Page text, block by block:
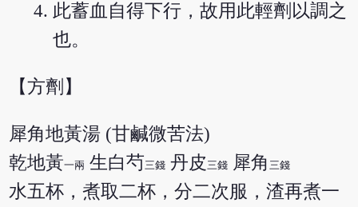
此蓄血自得下行，故用此輕劑以調之
也。
【方劑】
犀角地黃湯 (甘鹹微苦法)
乾地黃一兩 生白芍三錢 丹皮 三錢 犀角 三錢
水五杯，煮取二杯，分二次服，渣再煮一